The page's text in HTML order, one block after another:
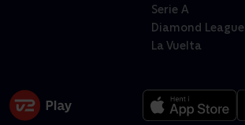
Serie A
Diamond League
La Vuelta